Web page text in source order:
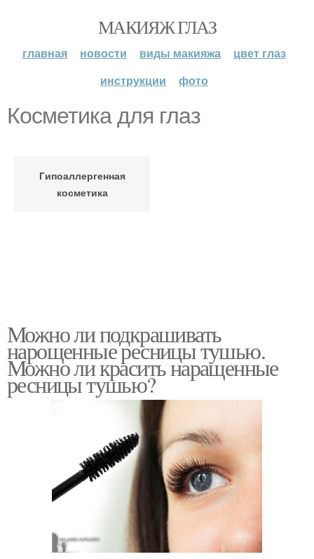
МАКИЯЖ ГЛАЗ
главная новости виды макияжа
цвет глаз
инструкции
фото
Косметика для глаз
Гипоаллергенная
косметика
Можно ли подкрашивать
нарощенные ресницы тушью.
Можно ли красить наращенные
ресницы тушью?